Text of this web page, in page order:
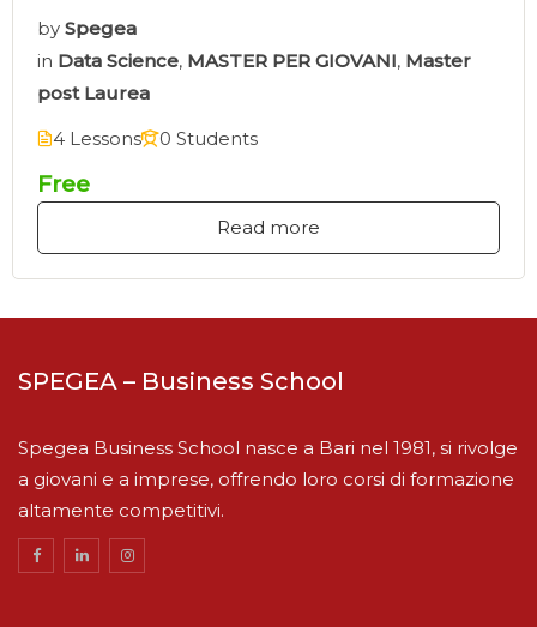
by Spegea
in Data Science, MASTER PER GIOVANI, Master
post Laurea
4 Lessons
0 Students
Free
Read more
SPEGEA – Business School
Spegea Business School nasce a Bari nel 1981, si rivolge
a giovani e a imprese, offrendo loro corsi di formazione
altamente competitivi.